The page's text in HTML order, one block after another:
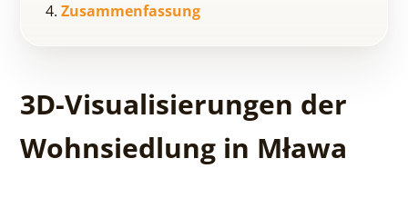
Zusammenfassung
3D-Visualisierungen der
Wohnsiedlung in Mława